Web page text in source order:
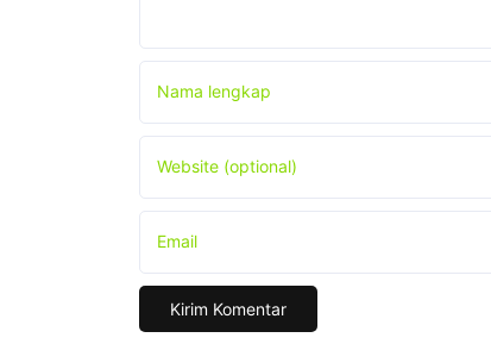
Nama lengkap
Website (optional)
Email